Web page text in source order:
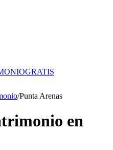
GRATIS
/Punta Arenas
en